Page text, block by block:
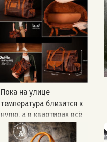
Пока на улице
температура близится к
нулю, а в квартирах всё
еще не дали отопление,
спешим согреть вас